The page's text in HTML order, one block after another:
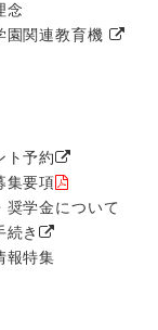
念
園関連教育機
ト予約
集要項
奨学金について
続き
報特集